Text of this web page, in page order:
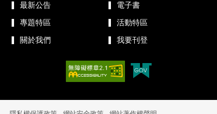
最新公告 電子書
專題特區 活動特區
關於我們 我要刊登